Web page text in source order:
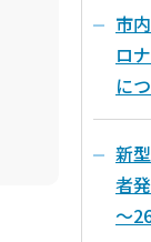
市
ロ
に
新
者
～